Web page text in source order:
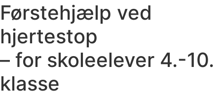
Førstehjælp ved
hjertestop
– for skoleelever 4.-10.
klasse